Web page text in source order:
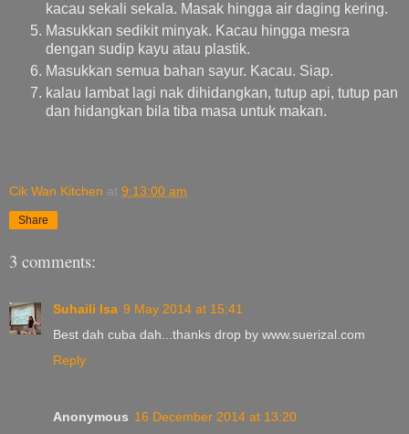
kacau sekali sekala. Masak hingga air daging kering.
Masukkan sedikit minyak. Kacau hingga mesra
dengan sudip kayu atau plastik.
Masukkan semua bahan sayur. Kacau. Siap.
kalau lambat lagi nak dihidangkan, tutup api, tutup pan
dan hidangkan bila tiba masa untuk makan.
Cik Wan Kitchen at 9:13:00 am
Share
3 comments:
Suhaili Isa 9 May 2014 at 15:41
Best dah cuba dah...thanks drop by www.suerizal.com
Reply
Anonymous 16 December 2014 at 13:20